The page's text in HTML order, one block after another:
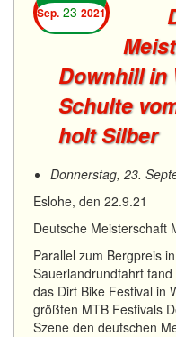
Sep. 23 2021
Downhill in
Schulte
holt Silber
Donnerstag, 23.
Eslohe, den 22.9.21
Deutsche Meisterschaft
Parallel zum Bergpreis
Sauerlandrundfahrt
das Dirt Bike Festival in
größten MTB Festivals
Szene den deutschen